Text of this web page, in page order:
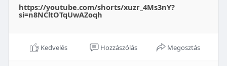
https://youtube.com/shorts/xuzr_4Ms3nY?
si=n8NCltOTqUwAZoqh
Kedvelés Hozzászólás Megosztás